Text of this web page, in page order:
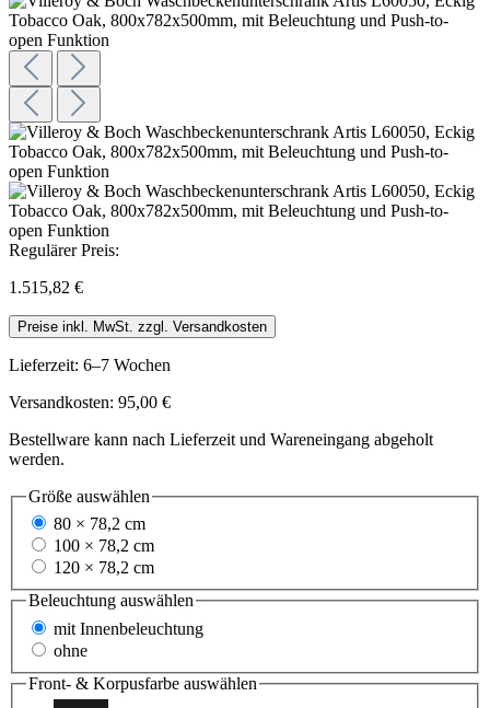
Regulärer Preis:
1.515,82 €
Preise inkl. MwSt. zzgl. Versandkosten
Lieferzeit: 6–7 Wochen
Versandkosten: 95,00 €
Bestellware kann nach Lieferzeit und Wareneingang abgeholt
werden.
Größe auswählen
80 × 78,2 cm
100 × 78,2 cm
120 × 78,2 cm
Beleuchtung auswählen
mit Innenbeleuchtung
ohne
Front- & Korpusfarbe auswählen